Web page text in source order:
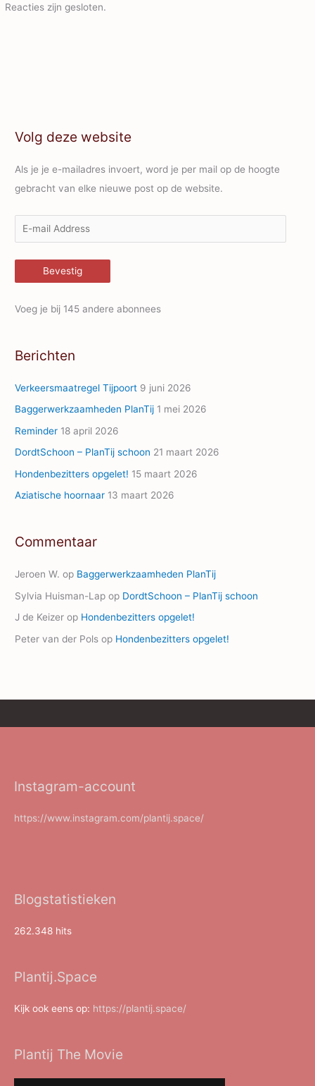
Reacties zijn gesloten.
Volg deze website
Als je je e-mailadres invoert, word je per mail op de hoogte
gebracht van elke nieuwe post op de website.
-
m
a
d
r
e
s
s
Bevestig
Voeg je bij 145 andere abonnees
Berichten
Verkeersmaatregel Tijpoort 9 juni 2026
Baggerwerkzaamheden PlanTij 1 mei 2026
Reminder 18 april 2026
DordtSchoon – PlanTij schoon 21 maart 2026
Hondenbezitters opgelet! 15 maart 2026
Aziatische hoornaar 13 maart 2026
Commentaar
Jeroen W. op Baggerwerkzaamheden PlanTij
Sylvia Huisman-Lap op DordtSchoon – PlanTij schoon
J de Keizer op Hondenbezitters opgelet!
Peter van der Pols op Hondenbezitters opgelet!
Instagram-account
https://www.instagram.com/plantij.space/
Blogstatistieken
262.348 hits
Plantij.Space
Kijk ook eens op: https://plantij.space/
Plantij The Movie